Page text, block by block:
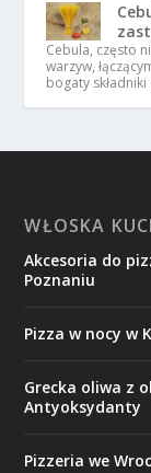
Cebula, często
warzyw,
bogaty
WŁOSKA
Akcesoria do
Poznaniu
Pizza w nocy w
Grecka oliwa z
Antyoksydanty
Pizzeria we